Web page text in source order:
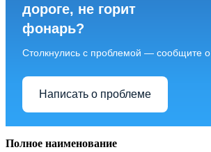
дороге, не горит
фонарь?
Столкнулись с проблемой — сообщите
Написать о проблеме
Полное наименование